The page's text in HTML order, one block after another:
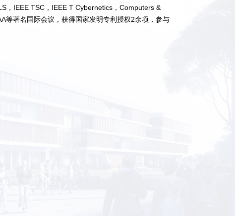
，IEEE TSC，IEEE T Cybernetics，Computers &
等著名国际会议，获得国家发明专利授权2余项，参与